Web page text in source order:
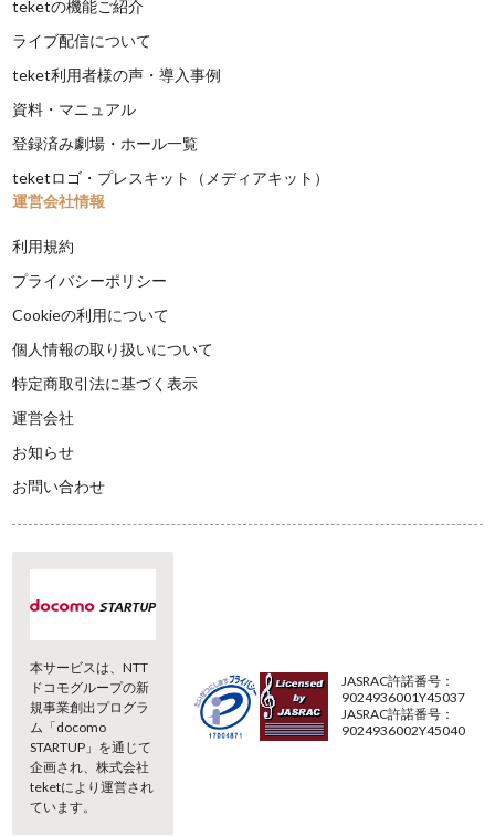
teketの機能ご紹介
ライブ配信について
teket利用者様の声・導入事例
資料・マニュアル
登録済み劇場・ホール一覧
teketロゴ・プレスキット（メディアキット）
運営会社情報
利用規約
プライバシーポリシー
Cookieの利用について
個人情報の取り扱いについて
特定商取引法に基づく表示
運営会社
お知らせ
お問い合わせ
本サービスは、NTT
ドコモグループの新
規事業創出プログラ
ム「docomo
STARTUP」を通じて
企画され、株式会社
teketにより運営され
ています。
JASRAC許諾番号：
9024936001Y45037
JASRAC許諾番号：
9024936002Y45040